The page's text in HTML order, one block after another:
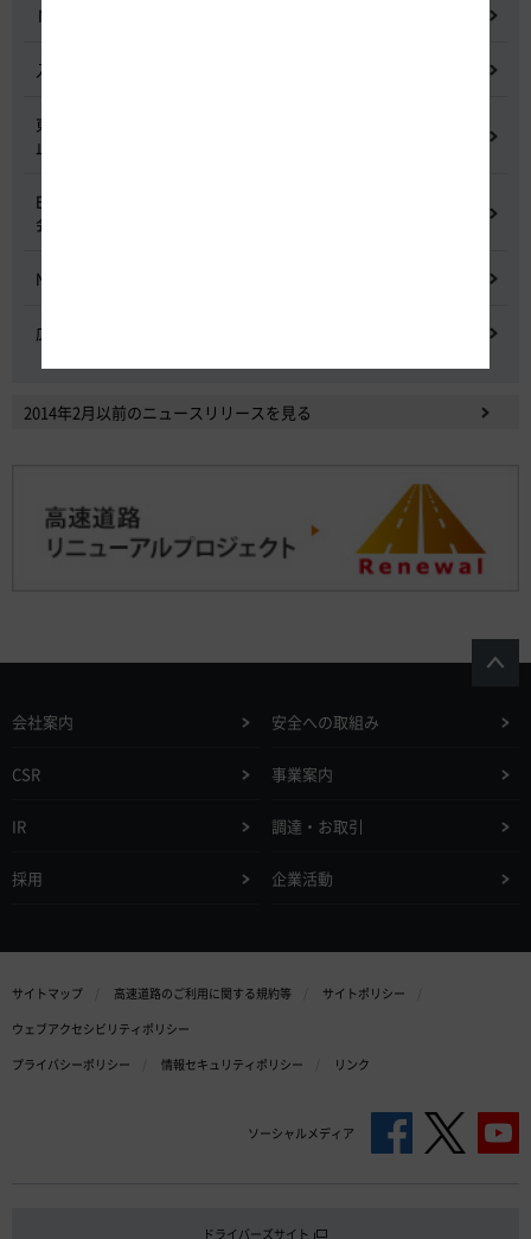
NEXCO中日本グループの経営上の課題と取組み
入札に係る不正行為に関する調査及び再発防止のための委員会
東名高速道路 中吉田高架橋 塗装塗替え工事による火災事故再発防
止委員会
E20 中央道を跨ぐ橋梁の耐震補強工事施工不良に関する調査委員
会
NEXCO中日本における降雪時の対応に関する検討会
広域的なETCシステム障害発生時の危機管理検討委員会
2014年2月以前のニュースリリースを見る
会社案内 安全への取組み
CSR 事業案内
IR 調達・お取引
採用 企業活動
サイトマップ 高速道路のご利用に関する規約等
サイトポリシー
ウェブアクセシビリティポリシー
プライバシーポリシー
情報セキュリティポリシー リンク
ソーシャルメディア
ドライバーズサイト